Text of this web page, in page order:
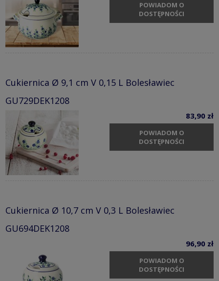
POWIADOM O
DOSTĘPNOŚCI
Cukiernica Ø 9,1 cm V 0,15 L Bolesławiec
GU729DEK1208
83,90 zł
POWIADOM O
DOSTĘPNOŚCI
Cukiernica Ø 10,7 cm V 0,3 L Bolesławiec
GU694DEK1208
96,90 zł
POWIADOM O
DOSTĘPNOŚCI